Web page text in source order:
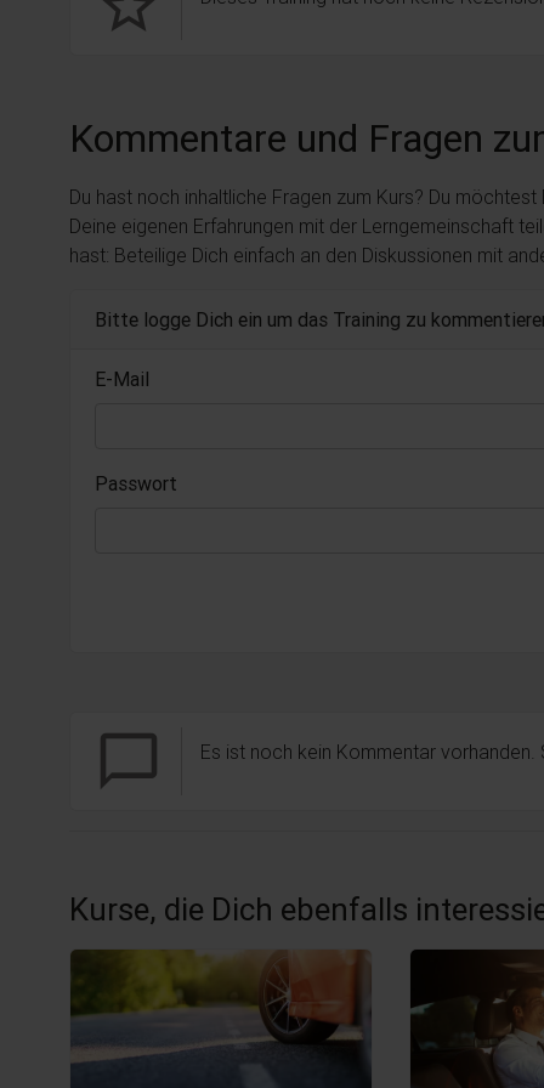
Kommentare und Fragen
Du hast noch inhaltliche Fragen zum Kurs? Du
Deine eigenen Erfahrungen mit der Lerngemeinschaft
hast: Beteilige Dich einfach an den Diskussionen mit
Bitte logge Dich ein um das Training zu
E-Mail
Passwort
chat_bubble_outline Es ist noch kein Kommentar
Kurse, die Dich ebenfalls